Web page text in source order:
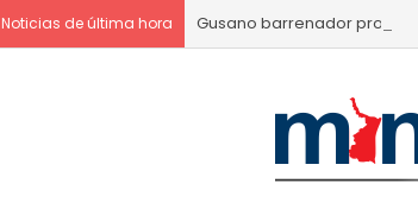
Noticias de última hora Gusano barrenador